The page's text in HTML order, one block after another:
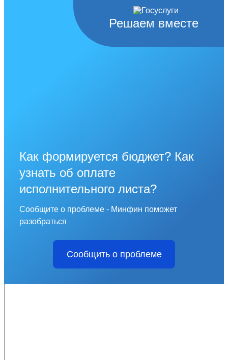
Решаем вместе
Как формируется бюджет? Как
узнать об оплате
исполнительного листа?
Сообщите о проблеме - Минфин поможет
разобраться
Сообщить о проблеме